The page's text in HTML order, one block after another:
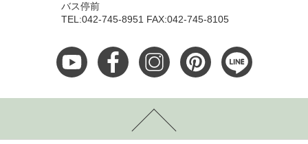
バス停前
TEL:042-745-8951 FAX:042-745-8105